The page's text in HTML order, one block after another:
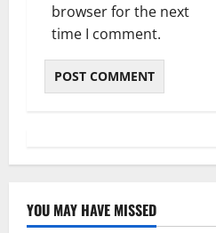
browser for the next
time I comment.
YOU MAY HAVE MISSED